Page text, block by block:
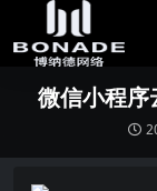
微信小程序